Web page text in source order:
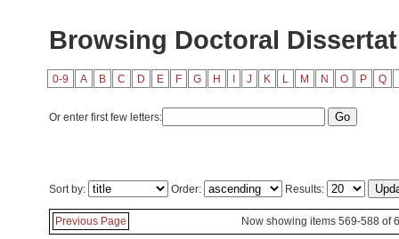
Browsing Doctoral
0-9 A B C D E F G H J K L M N O P Q
Or enter first few letters:
Sort by: Order: Results:
Previous Page Now showing items 569-588 of